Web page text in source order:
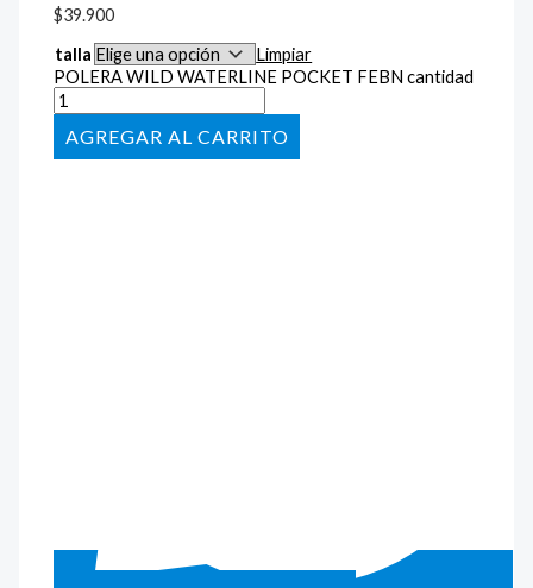
$39.900
talla
Limpiar
POLERA WILD WATERLINE POCKET FEBN cantidad
AÑADIR AL CARRITO